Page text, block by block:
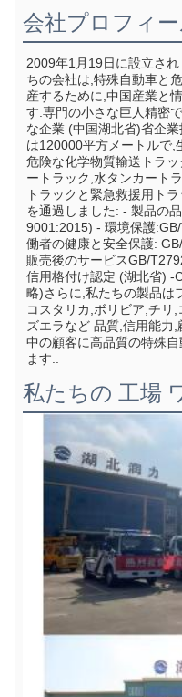
会社プロフィ
2009年1月19日に設立さ
ちの会社は,特殊自動車と
産するために,中国産業と
す.専門の小さな巨人精密
な企業 (中国湖北省)省企
は120000平方メートルで,
危険な化学物質輸送トラ
ートラック,水タンカート
トラックと緊急救援用ト
を通過しました: - 製品の
9001:2015) - 環境保護
働者の健康と安全保護:
販売後のサービスGB/
信用格付け認定 (湖北省) -
略)さらに,私たちの製品は
コスタリカ,ボリビア,チリ
ズエラなど 品質,信用能力
中の顧客に高品質の特殊
ます..
私たちの 工場